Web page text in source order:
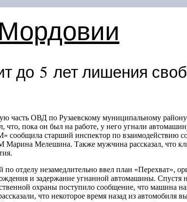
до 5 лет лишения
часть ОВД по Рузаевскому муниципальному
что, пока он был на работе, у него угнали
сообщила старший инспектор по взаимодействию
Марина Мелешина. Также мужчина рассказал, что
отделу незамедлительно ввел план «Перехват»,
и задержание угнанной автомашины. Спустя
охраны поступило сообщение, что машина
что некоторое время назад из автомобиля